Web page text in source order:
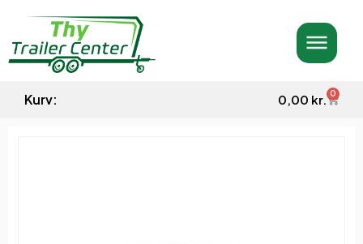
Kurv: 0,00 kr. 0